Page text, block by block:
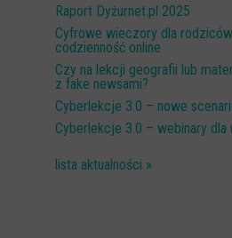
Raport Dyżurnet.pl 2025
Cyfrowe wieczory dla
codzienność online
Czy na lekcji geografii lub
z fake newsami?
Cyberlekcje 3.0 – nowe
Cyberlekcje 3.0 – webinary
lista aktualności »